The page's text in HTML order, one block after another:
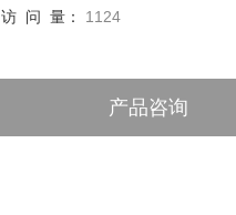
访 问 量： 1124
产品咨询